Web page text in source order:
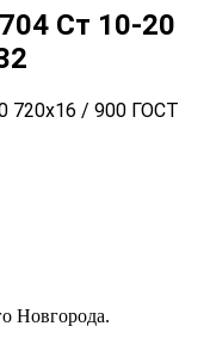
Ст 10-20
720x16 / 900 ГОСТ
Новгорода.